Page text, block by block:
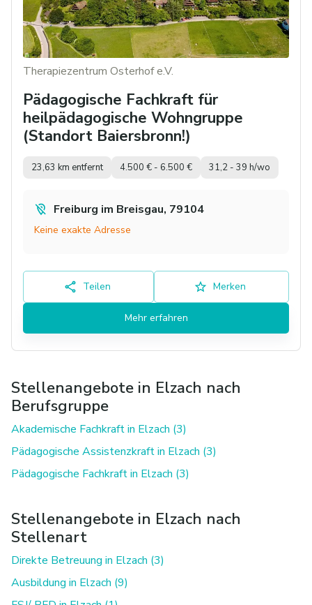
Therapiezentrum Osterhof e.V.
Pädagogische Fachkraft für
heilpädagogische Wohngruppe
(Standort Baiersbronn!)
23,63 km entfernt 4.500 € - 6.500 € 31,2 - 39 h/wo
Freiburg im Breisgau, 79104
Keine exakte Adresse
Teilen Merken
Mehr erfahren
Stellenangebote in Elzach nach
Berufsgruppe
Akademische Fachkraft in Elzach (3)
Pädagogische Assistenzkraft in Elzach (3)
Pädagogische Fachkraft in Elzach (3)
Stellenangebote in Elzach nach
Stellenart
Direkte Betreuung in Elzach (3)
Ausbildung in Elzach (9)